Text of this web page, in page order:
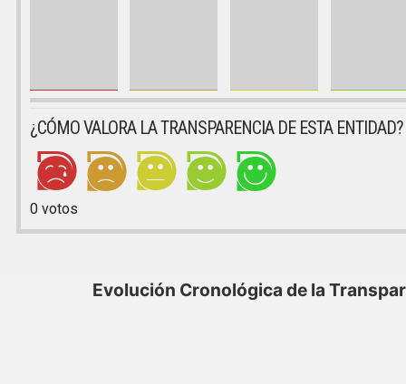
¿CÓMO VALORA LA TRANSPARENCIA DE ESTA ENTIDAD?
0votos
Evolución Cronológica de la